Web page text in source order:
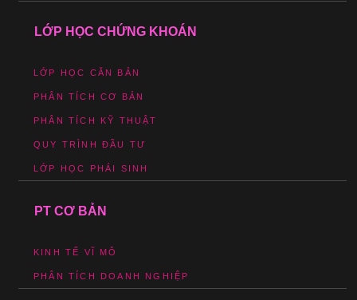
LỚP HỌC CHỨNG KHOÁN
LỚP HỌC CĂN BẢN
PHÂN TÍCH CƠ BẢN
PHÂN TÍCH KỸ THUẬT
QUY TRÌNH ĐẦU TƯ
LỚP HỌC PHÁI SINH
PT CƠ BẢN
KINH TẾ VĨ MÔ
PHÂN TÍCH DOANH NGHIỆP